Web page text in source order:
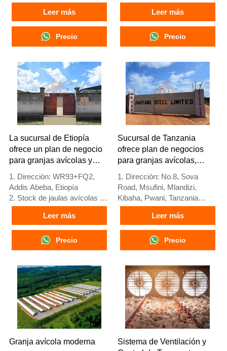
Ciudad de Shijiazhuang,
Provincia de Hebei, China
2. Fábrica de equipos para
jaulas de aves y granjas
avícolas y stock disponible
3. Personalizado para granjas
avícolas locales
4. Calidad y diseño basados
en estándares europeos
5. Recepción en línea 24
horas Número de Whatsapp:
Leer más
Precio
de servicio Danco, autopista
Lagos/Ibadan, estado de
Lagos, Nigeria
2. Fábrica de jaulas avícolas
y equipos para granjas
3. Personalizado para granjas
avícolas nigerianas
4. La calidad y el diseño están
basados en estándares
europeos
5. Recepción en línea 24
+8618830120193
Leer más
Precio
La sucursal de Etiopía
ofrece un plan de negocio
para granjas avícolas y
granjas avícolas
1. Dirección: WR93+FQ2,
Addis Abeba, Etiopía
2. Stock de jaulas avícolas y
equipos para granjas avícolas
3. Personalizado para granjas
avícolas etíopes
4. La calidad y el diseño están
europeo
5. Recepción en línea 24
horas Whatsapp NO. :
+8618830120193,
contáctenos para obtener la
lista de precios
Leer más
Precio
Sucursal de Tanzania
ofrece plan de negocios
para granjas avícolas,
granjas avícolas
1. Dirección: No.8, Sova
Road, Msufini, Mlandizi,
Kibaha, Pwani, Tanzania
2. Fábrica de equipos para
granjas avícolas y jaulas
avícolas con stock para venta
3. Personalizado para granjas
avícolas de Tanzania
en estándares europeos
5. Recepción en línea 24
horas Whatsapp NO. :
+8618830120193
Leer más
Precio
Granja avícola moderna
Sistema de Ventilación y